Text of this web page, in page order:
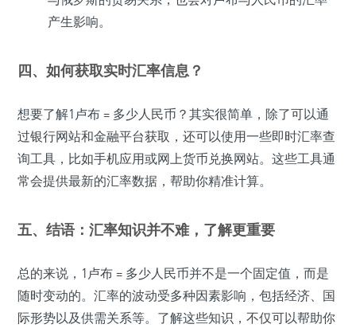
产生影响。
四、如何获取实时汇率信息？
想要了解1卢布 = 多少人民币？其实很简单，除了可以通
过银行网站和金融平台获取，还可以使用一些即时汇率查
询工具，比如手机应用或网上货币兑换网站。这些工具通
常会提供最新的汇率数据，帮助你精准计算。
五、结语：汇率知识并不难，了解更重要
总的来说，1卢布 = 多少人民币并不是一个固定值，而是
随时变动的。汇率的波动受多种因素影响，包括经济、国
际形势以及供需关系等。了解这些知识，不仅可以帮助你